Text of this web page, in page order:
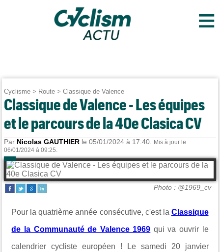
≡
Cyclisme > Route >Classique de Valence
Classique de Valence - Les équipes
et le parcours de la 40e Clasica CV
Par Nicolas GAUTHIER le 05/01/2024 à 17:40.
Mis à jour le
06/01/2024 à 09:25.
Photo : @1969_cv
Pour la quatrième année consécutive, c'est la Classique
de la Communauté de Valence 1969 qui va ouvrir le
calendrier cycliste européen ! Le samedi 20 janvier